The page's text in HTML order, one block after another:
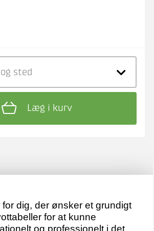
og sted
Læg i kurv
dig, der ønsker et grundigt
for at kunne
og professionelt i det